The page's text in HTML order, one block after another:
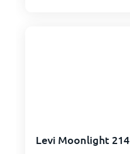
Levi Moonlight 214